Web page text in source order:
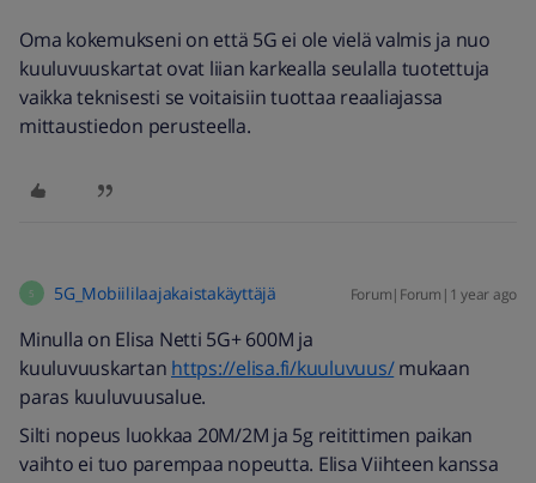
Oma kokemukseni on että 5G ei ole vielä valmis ja nuo
kuuluvuuskartat ovat liian karkealla seulalla tuotettuja
vaikka teknisesti se voitaisiin tuottaa reaaliajassa
mittaustiedon perusteella.
5 5G_Mobiililaajakaistakäyttäjä Forum|Forum|1 year ago
Minulla on Elisa Netti 5G+ 600M ja
kuuluvuuskartan https://elisa.fi/kuuluvuus/mukaan
paras kuuluvuusalue.
Silti nopeus luokkaa 20M/2M ja 5g reitittimen paikan
vaihto ei tuo parempaa nopeutta. Elisa Viihteen kanssa